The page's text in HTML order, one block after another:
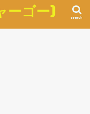
ーゴー) search